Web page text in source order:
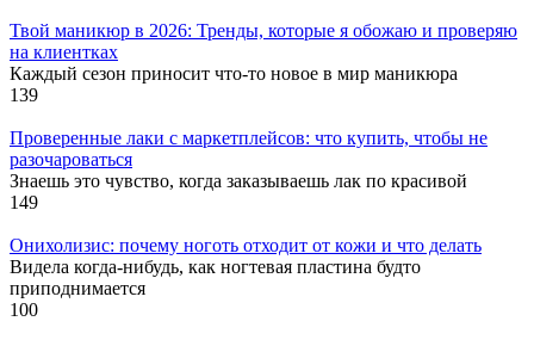
Твой маникюр в 2026: Тренды, которые я обожаю и проверяю
на клиентках
Каждый сезон приносит что-то новое в мир маникюра
139
Проверенные лаки с маркетплейсов: что купить, чтобы не
разочароваться
Знаешь это чувство, когда заказываешь лак по красивой
149
Онихолизис: почему ноготь отходит от кожи и что делать
Видела когда-нибудь, как ногтевая пластина будто
приподнимается
100